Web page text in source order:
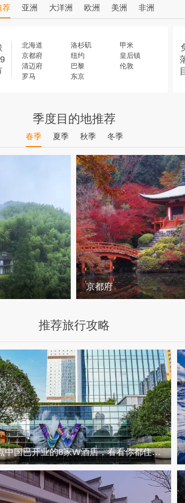
荐 亚洲 大洋洲 欧洲 美洲 非洲
北海道 洛杉矶
甲米
京都府
纽约
皇后镇
清迈府
巴黎
伦敦
罗马
东京
季度目的地推荐
春季 夏季 秋季 冬季
京都府
推荐旅行攻略
盘点中国已开业的8家W酒店，看看你都住过哪些？